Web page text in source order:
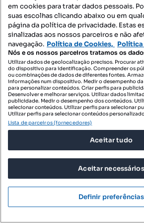
Terrenos para comprar - Castêlo da Maia
Escritórios para comprar - Castêlo da Maia
Armazéns para comprar - Castêlo da Maia
Garagens para comprar - Castêlo da Maia
Villa para comprar - Castêlo da Maia
Penthouse para comprar - Castêlo da Maia
Imóveis para arrendar - Castêlo da
Apartamentos para arrendar - Castêlo da
Moradias para arrendar - Castêlo da Maia
Quartos para arrendar - Castêlo da Maia
Terrenos para arrendar - Castêlo da Maia
em cookies para tratar dados pessoais.
suas escolhas clicando abaixo ou em
página da política de privacidade. Estas
sinalizadas aos nossos parceiros e não
navegação. Política de Cookies, Política
Nós e os nossos parceiros tratamos os
Utilizar dados de geolocalização precisos. Procurar
do dispositivo para identificação. Compreender os
ou combinações de dados de diferentes fontes.
informações num dispositivo. Medir o desempenho
para personalizar conteúdos. Criar perfis para
Desenvolver e melhorar serviços. Utilizar dados
publicidade. Medir o desempenho dos conteúdos.
selecionar conteúdos. Utilizar perfis para selecionar
Utilizar perfis para selecionar conteúdos
Lista de parceiros (fornecedores)
Aceitar tudo
Aceitar necessários
Definir preferências